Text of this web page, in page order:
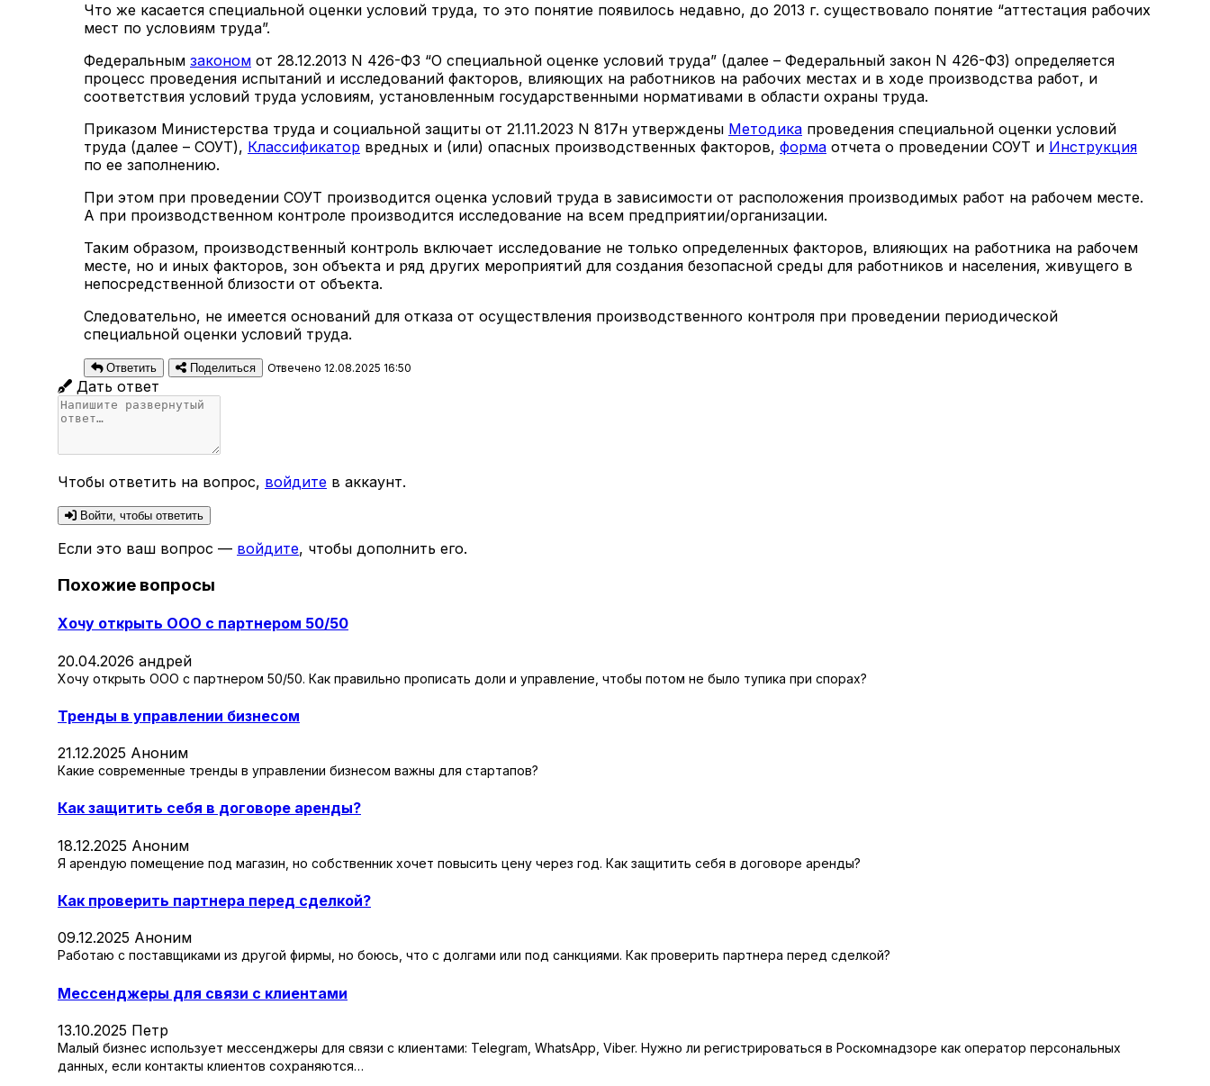
Что же касается специальной оценки условий труда, то это понятие появилось недавно, до 2013 г. существовало понятие “аттестация рабочих
мест по условиям труда”.
Федеральным законом от 28.12.2013 N 426-ФЗ “О специальной оценке условий труда” (далее – Федеральный закон N 426-ФЗ) определяется
процесс проведения испытаний и исследований факторов, влияющих на работников на рабочих местах и в ходе производства работ, и
соответствия условий труда условиям, установленным государственными нормативами в области охраны труда.
Приказом Министерства труда и социальной защиты от 21.11.2023 N 817н утверждены Методика проведения специальной оценки условий
труда (далее – СОУТ), Классификатор вредных и (или) опасных производственных факторов, форма отчета о проведении СОУТ и Инструкция
по ее заполнению.
При этом при проведении СОУТ производится оценка условий труда в зависимости от расположения производимых работ на рабочем месте.
А при производственном контроле производится исследование на всем предприятии/организации.
Таким образом, производственный контроль включает исследование не только определенных факторов, влияющих на работника на рабочем
месте, но и иных факторов, зон объекта и ряд других мероприятий для создания безопасной среды для работников и населения, живущего в
непосредственной близости от объекта.
Следовательно, не имеется оснований для отказа от осуществления производственного контроля при проведении периодической
специальной оценки условий труда.
Ответить Поделиться Отвечено 12.08.2025 16:50
Дать ответ
Чтобы ответить на вопрос, войдите в аккаунт.
Войти, чтобы ответить
Если это ваш вопрос — войдите, чтобы дополнить его.
Похожие вопросы
Хочу открыть ООО с партнером 50/50
20.04.2026 андрей
Хочу открыть ООО с партнером 50/50. Как правильно прописать доли и управление, чтобы потом не было тупика при спорах?
Тренды в управлении бизнесом
21.12.2025 Аноним
Какие современные тренды в управлении бизнесом важны для стартапов?
Как защитить себя в договоре аренды?
18.12.2025 Аноним
Я арендую помещение под магазин, но собственник хочет повысить цену через год. Как защитить себя в договоре аренды?
Как проверить партнера перед сделкой?
09.12.2025 Аноним
Работаю с поставщиками из другой фирмы, но боюсь, что с долгами или под санкциями. Как проверить партнера перед сделкой?
Мессенджеры для связи с клиентами
13.10.2025 Петр
Малый бизнес использует мессенджеры для связи с клиентами: Telegram, WhatsApp, Viber. Нужно ли регистрироваться в Роскомнадзоре как оператор персональных
данных, если контакты клиентов сохраняются…